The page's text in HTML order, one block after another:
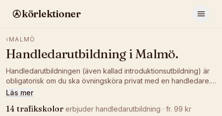
körlektioner
‹ MALMÖ
HandledarutbildningiMalmö.
Handledarutbildningen (även kallad introduktionsutbildning) är
obligatorisk om du ska övningsköra privat med en handledare.
Jämför pris och betyg hos trafikskolor i Malmö som håller
Läs mer
14 trafikskolor erbjuder handledarutbildning · fr. 99 kr